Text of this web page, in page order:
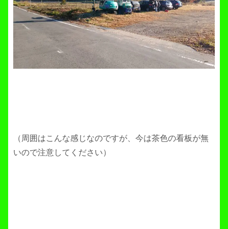
（周囲はこんな感じなのですが、今は茶色の看板が無
いので注意してください）